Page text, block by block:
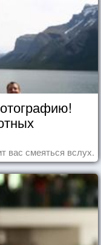
вас смеяться вслух.